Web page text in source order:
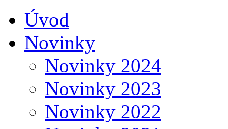
Úvod
Novinky
Novinky 2024
Novinky 2023
Novinky 2022